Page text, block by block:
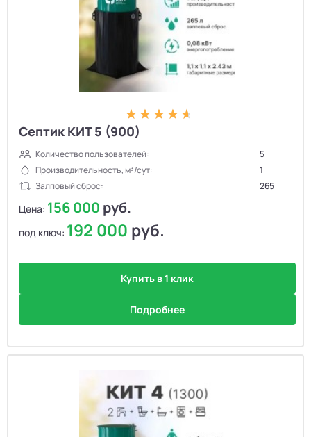
Септик КИТ 5 (900)
Количество пользователей:
5
Производительность, м³/сут:
1
Залповый сброс:
265
Цена: 156 000 руб.
под ключ: 192 000 руб.
Купить в 1 клик
Подробнее